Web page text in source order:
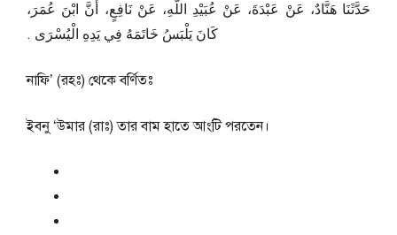
حَدَّثَنَا هَنَّادٌ، عَنْ عَبْدَةَ، عَنْ عُبَيْدِ اللَّهِ، عَنْ نَافِعٍ، أَنَّ ابْنَ عُمَرَ،
كَانَ يَلْبَسُ خَاتَمَهُ فِي يَدِهِ الْيُسْرَى ‏.‏
নাফি’ (রহঃ) থেকে বর্ণিতঃ
ইবনু ‘উমার (রাঃ) তার বাম হাতে আংটি পরতেন।